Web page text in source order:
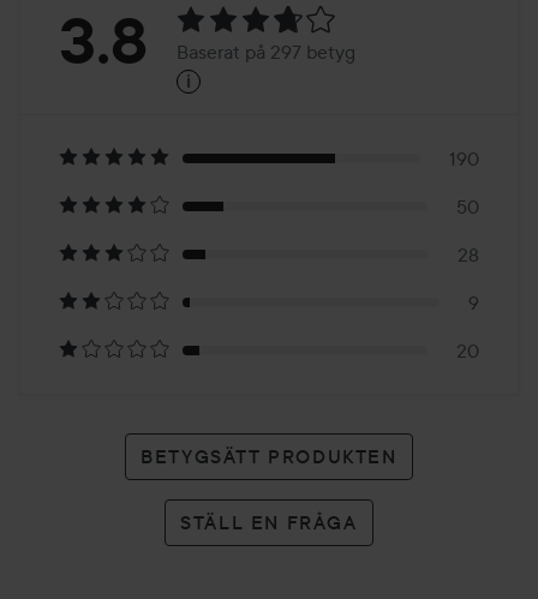
Betyg:
Baserat
på
297
betyg
3.8 Baserat på 297 betyg
i
190
50
28
9
20
BETYGSÄTT PRODUKTEN
STÄLL EN FRÅGA